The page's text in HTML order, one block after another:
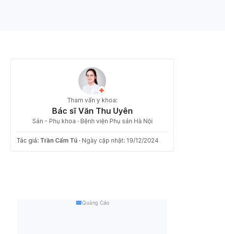
Tham vấn y khoa:
Bác sĩ Văn Thu Uyên
Sản - Phụ khoa · Bệnh viện Phụ sản Hà Nội
Tác giả: Trần Cẩm Tú · Ngày cập nhật: 19/12/2024
Quảng Cáo